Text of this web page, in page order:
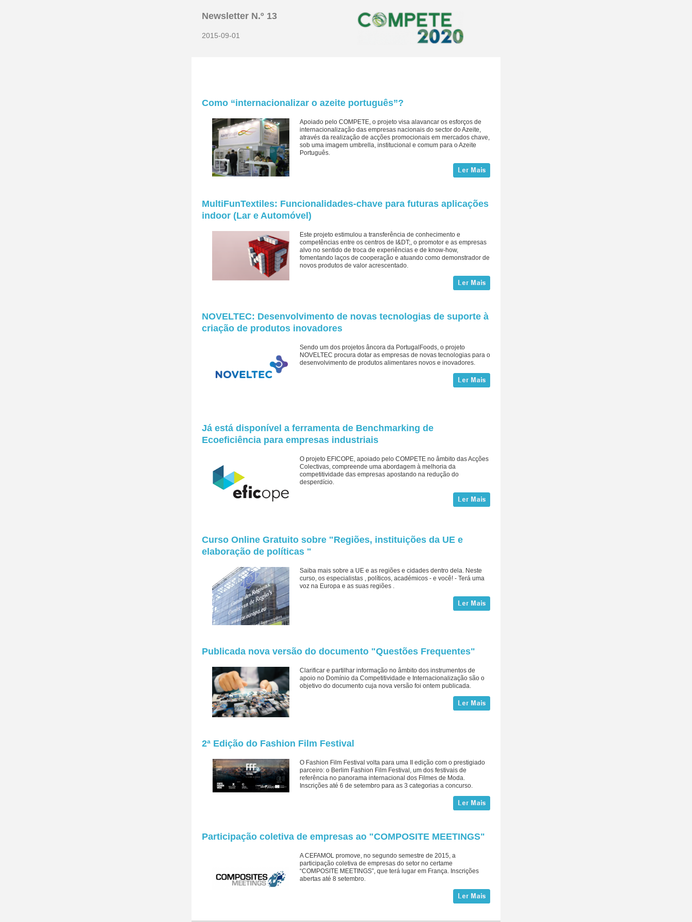
Newsletter N.º 13
2015-09-01
Como “internacionalizar o azeite português”?
Apoiado pelo COMPETE, o projeto visa alavancar os esforços de
internacionalização das empresas nacionais do sector do Azeite,
através da realização de acções promocionais em mercados chave,
sob uma imagem umbrella, institucional e comum para o Azeite
Português.
MultiFunTextiles: Funcionalidades-chave para futuras aplicações
indoor (Lar e Automóvel)
Este projeto estimulou a transferência de conhecimento e
competências entre os centros de I&DT;, o promotor e as empresas
alvo no sentido de troca de experiências e de know-how,
fomentando laços de cooperação e atuando como demonstrador de
novos produtos de valor acrescentado.
NOVELTEC: Desenvolvimento de novas tecnologias de suporte à
criação de produtos inovadores
Sendo um dos projetos âncora da PortugalFoods, o projeto
NOVELTEC procura dotar as empresas de novas tecnologias para o
desenvolvimento de produtos alimentares novos e inovadores.
Já está disponível a ferramenta de Benchmarking de
Ecoeficiência para empresas industriais
O projeto EFICOPE, apoiado pelo COMPETE no âmbito das Acções
Colectivas, compreende uma abordagem à melhoria da
competitividade das empresas apostando na redução do
desperdício.
Curso Online Gratuito sobre "Regiões, instituições da UE e
elaboração de políticas "
Saiba mais sobre a UE e as regiões e cidades dentro dela. Neste
curso, os especialistas , políticos, académicos - e você! - Terá uma
voz na Europa e as suas regiões .
Publicada nova versão do documento "Questões Frequentes"
Clarificar e partilhar informação no âmbito dos instrumentos de
apoio no Domínio da Competitividade e Internacionalização são o
objetivo do documento cuja nova versão foi ontem publicada.
2ª Edição do Fashion Film Festival
O Fashion Film Festival volta para uma II edição com o prestigiado
parceiro: o Berlim Fashion Film Festival, um dos festivais de
referência no panorama internacional dos Filmes de Moda.
Inscrições até 6 de setembro para as 3 categorias a concurso.
Participação coletiva de empresas ao "COMPOSITE MEETINGS"
A CEFAMOL promove, no segundo semestre de 2015, a
participação coletiva de empresas do setor no certame
“COMPOSITE MEETINGS”, que terá lugar em França. Inscrições
abertas até 8 setembro.